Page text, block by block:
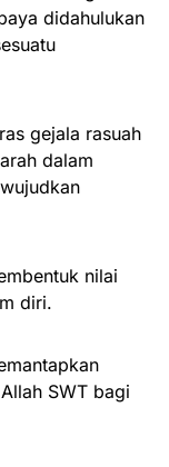
didahulukan
gejala rasuah
dalam
nilai
diri.
SWT bagi